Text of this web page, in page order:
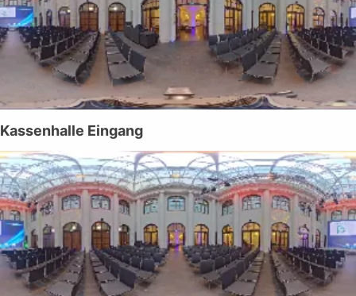
Kassenhalle Eingang